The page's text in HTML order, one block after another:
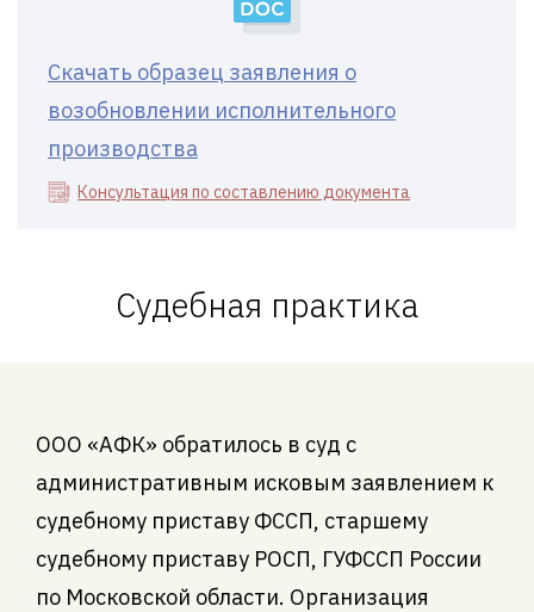
Скачать образец заявления о
возобновлении исполнительного
производства
Консультация по составлению документа
Судебная практика
ООО «АФК» обратилось в суд с
административным исковым заявлением к
судебному приставу ФССП, старшему
судебному приставу РОСП, ГУФССП России
по Московской области. Организация